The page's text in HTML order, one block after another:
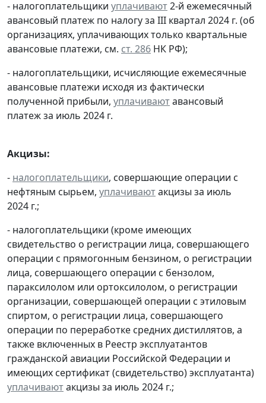
- налогоплательщики уплачивают2-й ежемесячный
авансовый платеж по налогу за III квартал 2024 г. (об
организациях, уплачивающих только квартальные
авансовые платежи, см. ст. 286 НК РФ);
- налогоплательщики, исчисляющие ежемесячные
авансовые платежи исходя из фактически
полученной прибыли, уплачиваютавансовый
платеж за июль 2024 г.
Акцизы:
- налогоплательщики, совершающие операции с
нефтяным сырьем, уплачиваютакцизы за июль
2024 г.;
- налогоплательщики (кроме имеющих
свидетельство о регистрации лица, совершающего
операции с прямогонным бензином, о регистрации
лица, совершающего операции с бензолом,
параксилолом или ортоксилолом, о регистрации
организации, совершающей операции с этиловым
спиртом, о регистрации лица, совершающего
операции по переработке средних дистиллятов, а
также включенных в Реестр эксплуатантов
гражданской авиации Российской Федерации и
имеющих сертификат (свидетельство) эксплуатанта)
уплачиваютакцизы за июль 2024 г.;